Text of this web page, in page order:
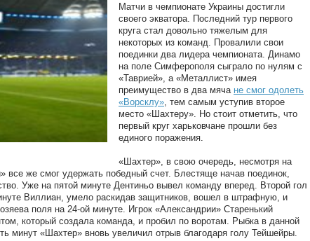
Матчи в чемпионате Украины достигли
своего экватора. Последний тур первого
круга стал довольно тяжелым для
некоторых из команд. Провалили свои
поединки два лидера чемпионата. Динамо
на поле Симферополя сыграло по нулям с
«Таврией», а «Металлист» имея
преимущество в два мяча не смог одолеть
«Ворсклу», тем самым уступив второе
место «Шахтеру». Но стоит отметить, что
первый круг харьковчане прошли без
единого поражения.
«Шахтер», в свою очередь, несмотря на
все же смог удержать победный счет. Блестяще начав поединок,
Уже на пятой минуте Дентиньо вывел команду вперед. Второй гол
Виллиан, умело раскидав защитников, вошел в штрафную, и
поля на 24-ой минуте. Игрок «Александрии» Старенький
который создала команда, и пробил по воротам. Рыбка в данной
минут «Шахтер» вновь увеличил отрыв благодаря голу Тейшейры.